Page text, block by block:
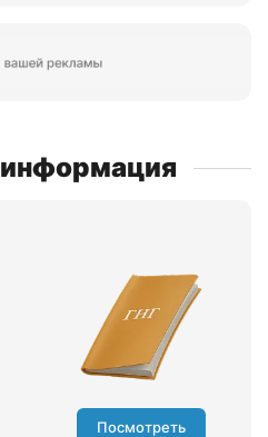
информация
Посмотреть